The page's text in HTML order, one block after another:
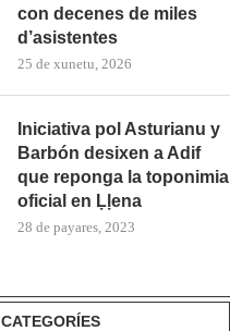
con decenes de miles
d’asistentes
25 de xunetu, 2026
Iniciativa pol Asturianu y
Barbón desixen a Adif
que reponga la toponimia
oficial en Ḷḷena
28 de payares, 2023
CATEGORÍES